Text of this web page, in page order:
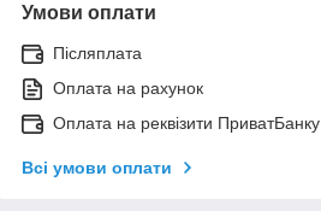
Умови оплати
Післяплата
Оплата на рахунок
Оплата на реквізити ПриватБанку
Всі умови оплати